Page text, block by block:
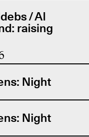
/ Al
raising
Night
Night